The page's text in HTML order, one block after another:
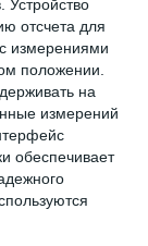
Устройство
отсчета для
измерениями
положении.
на
измерений
обеспечивает